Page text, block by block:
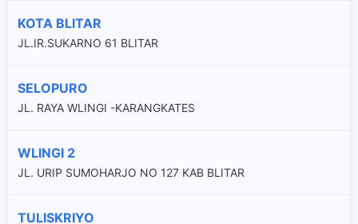
KOTA BLITAR
JL.IR.SUKARNO 61 BLITAR
SELOPURO
JL. RAYA WLINGI -KARANGKATES
WLINGI 2
JL. URIP SUMOHARJO NO 127 KAB BLITAR
TULISKRIYO